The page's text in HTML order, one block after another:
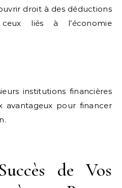
droit à des déductions
liés à l’économie
institutions financières
avantageux pour financer
de Vos